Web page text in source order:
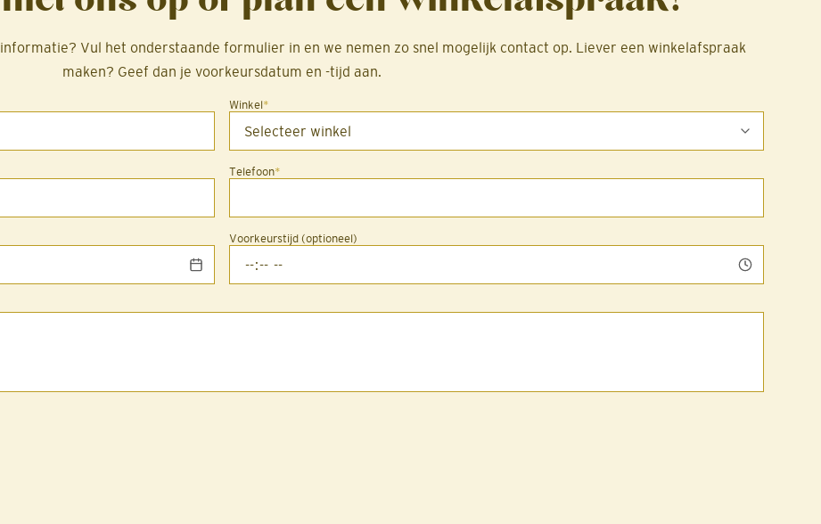
Vul het onderstaande formulier in en we nemen zo snel mogelijk contact op. Liever een winkelafspraak
maken? Geef dan je voorkeursdatum en -tijd aan.
Winkel*
Telefoon*
Voorkeurstijd (optioneel)